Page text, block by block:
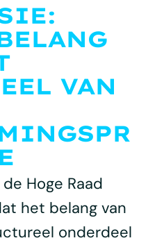
VAN
Hoge Raad
het belang van
onderdeel